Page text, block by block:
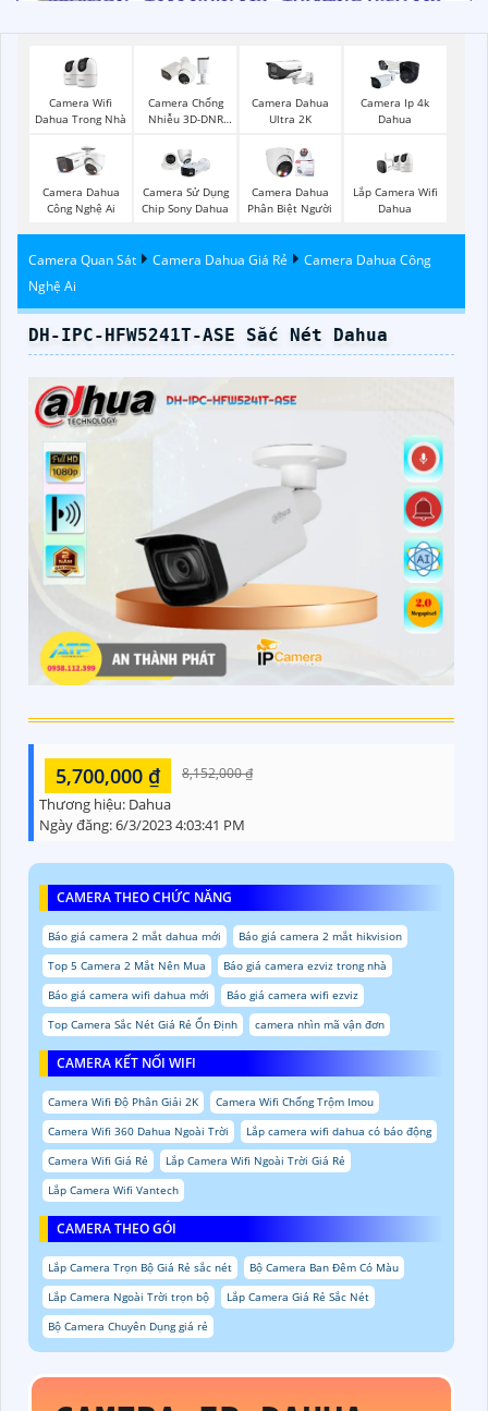
Camera Wifi
Dahua Trong Nhà
Camera Chống
Nhiễu 3D-DNR
Camera Dahua
Ultra 2K
Camera Ip 4k
Dahua
Camera Dahua
Công Nghệ Ai
Camera Sử Dụng
Chip Sony Dahua
Camera Dahua
Phân Biệt Người
Lắp Camera Wifi
Dahua
Camera Quan Sát Camera Dahua Giá Rẻ
Camera Dahua Công
Nghệ Ai
DH-IPC-HFW5241T-ASE Sắc Nét Dahua
5,700,000 ₫ 8,152,000 ₫
Thương hiệu: Dahua
Ngày đăng:6/3/2023 4:03:41 PM
CAMERA THEO CHỨC NĂNG
Báo giá camera 2 mắt dahua mới
Báo giá camera 2 mắt hikvision
Top 5 Camera 2 Mắt Nên Mua
Báo giá camera ezviz trong nhà
Báo giá camera wifi dahua mới
Báo giá camera wifi ezviz
Top Camera Sắc Nét Giá Rẻ Ổn Định
camera nhìn mã vận đơn
CAMERA KẾT NỐI WIFI
Camera Wifi Độ Phân Giải 2K
Camera Wifi Chống Trộm Imou
Camera Wifi 360 Dahua Ngoài Trời
Lắp camera wifi dahua có báo động
Camera Wifi Giá Rẻ
Lắp Camera Wifi Ngoài Trời Giá Rẻ
Lắp Camera Wifi Vantech
CAMERA THEO GÓI
Lắp Camera Trọn Bộ Giá Rẻ sắc nét
Bộ Camera Ban Đêm Có Màu
Lắp Camera Ngoài Trời trọn bộ
Lắp Camera Giá Rẻ Sắc Nét
Bộ Camera Chuyên Dụng giá rẻ